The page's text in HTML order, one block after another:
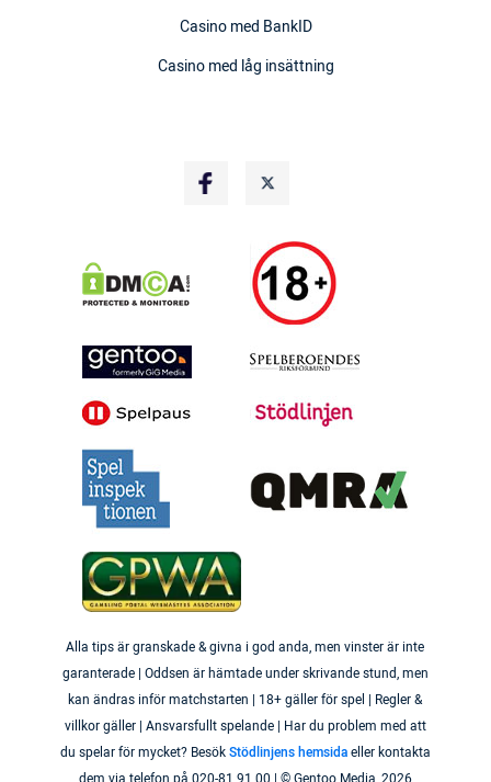
Casino med BankID
Casino med låg insättning
Alla tips är granskade & givna i god anda, men vinster är inte
garanterade | Oddsen är hämtade under skrivande stund, men
kan ändras inför matchstarten | 18+ gäller för spel | Regler &
villkor gäller | Ansvarsfullt spelande | Har du problem med att
du spelar för mycket? BesökStödlinjens hemsidaeller kontakta